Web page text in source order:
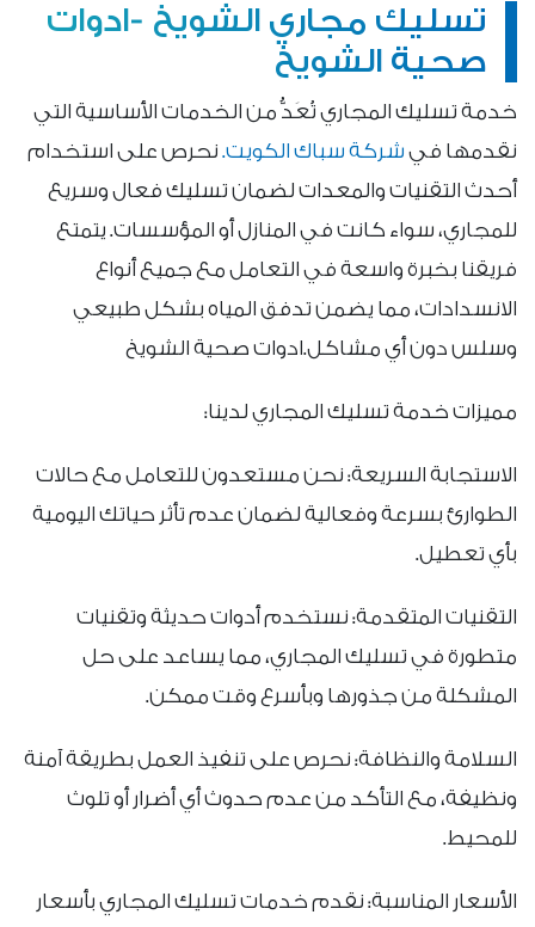
تسليك مجاري الشويخ -ادوات
صحية الشويخ
خدمة تسليك المجاري تُعَدُّ من الخدمات الأساسية التي
نقدمها في شركة سباك الكويت. نحرص على استخدام
أحدث التقنيات والمعدات لضمان تسليك فعال وسريع
للمجاري، سواء كانت في المنازل أو المؤسسات. يتمتع
فريقنا بخبرة واسعة في التعامل مع جميع أنواع
الانسدادات، مما يضمن تدفق المياه بشكل طبيعي
وسلس دون أي مشاكل.ادوات صحية الشويخ
مميزات خدمة تسليك المجاري لدينا:
الاستجابة السريعة: نحن مستعدون للتعامل مع حالات
الطوارئ بسرعة وفعالية لضمان عدم تأثر حياتك اليومية
بأي تعطيل.
التقنيات المتقدمة: نستخدم أدوات حديثة وتقنيات
متطورة في تسليك المجاري، مما يساعد على حل
المشكلة من جذورها وبأسرع وقت ممكن.
السلامة والنظافة: نحرص على تنفيذ العمل بطريقة آمنة
ونظيفة، مع التأكد من عدم حدوث أي أضرار أو تلوث
للمحيط.
الأسعار المناسبة: نقدم خدمات تسليك المجاري بأسعار